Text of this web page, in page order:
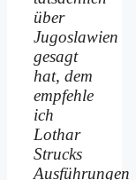
über
Jugoslawien
gesagt
hat, dem
empfehle
ich
Lothar
Strucks
Ausführungen